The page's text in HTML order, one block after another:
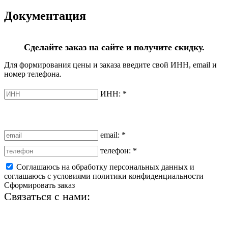
Документация
Сделайте заказ на сайте и получите скидку.
Для формирования цены и заказа введите свой ИНН, email и
номер телефона.
ИНН: *
email: *
телефон: *
Соглашаюсь на обработку персональных данных и
соглашаюсь с условиями политики конфиденциальности
Сформировать заказ
Связаться с нами: